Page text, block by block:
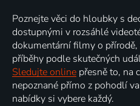
Poznejte věci do hloubky s
dostupnými v rozsáhlé
dokumentární filmy o
příběhy podle skutečných
Sledujte online přesně to, na
nepoznané přímo z pohodlí
nabídky si vybere každý.